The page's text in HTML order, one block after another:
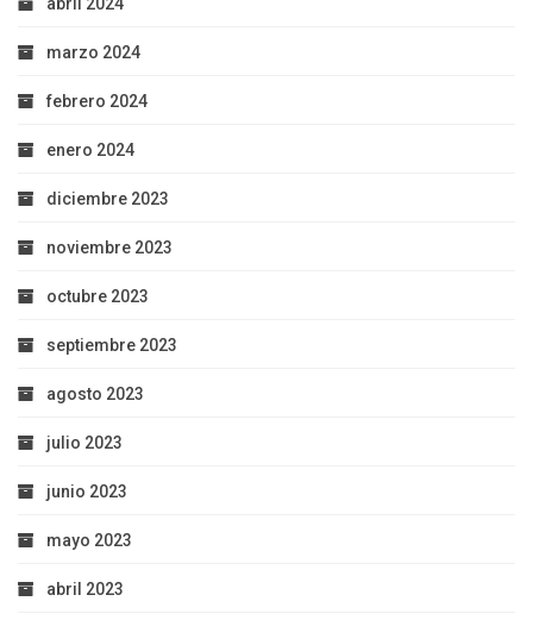
abril 2024
marzo 2024
febrero 2024
enero 2024
diciembre 2023
noviembre 2023
octubre 2023
septiembre 2023
agosto 2023
julio 2023
junio 2023
mayo 2023
abril 2023